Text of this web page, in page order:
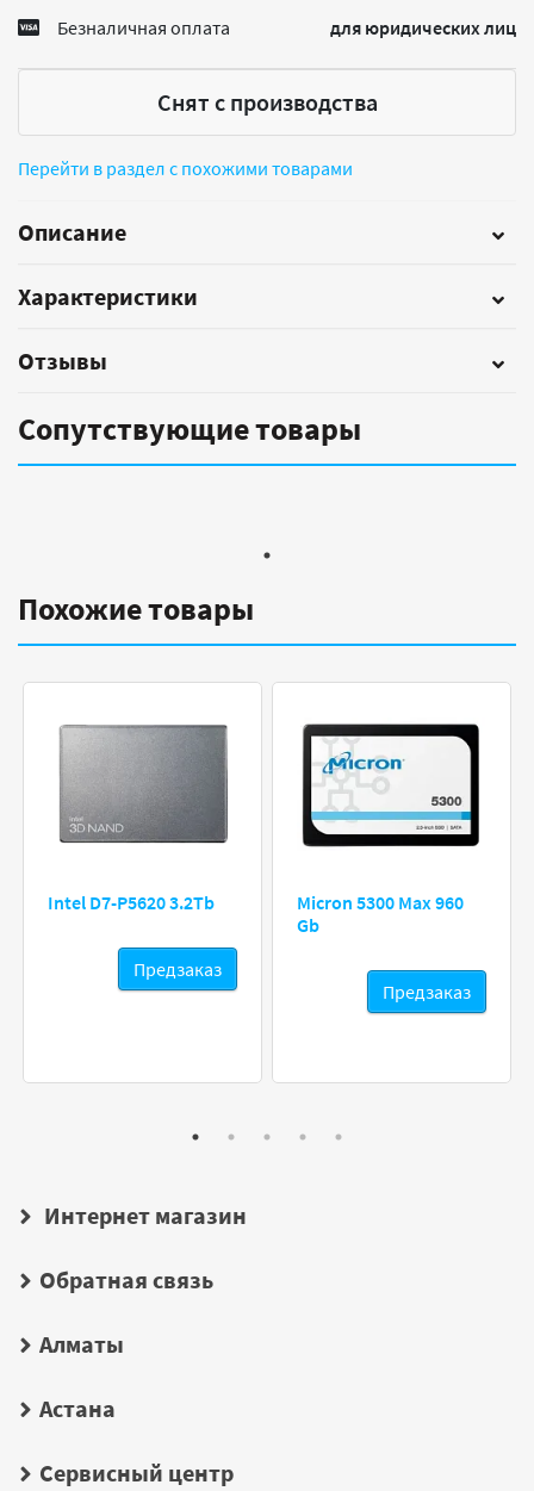
Безналичная оплата для юридических лиц
Снят с производства
Перейти в раздел с похожими товарами
Описание
Характеристики
Отзывы
Сопутствующие товары
Похожие товары
Intel D7-P5620 3.2Tb
Предзаказ
Micron 5300 Max 960
Gb
Предзаказ
Интернет магазин
Обратная связь
Алматы
Астана
Сервисный центр